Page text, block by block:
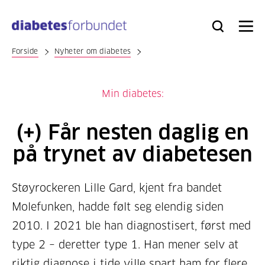
hovedinnhold
Bli
Logg
Søk Meny
Forside Nyheter om diabetes
Min diabetes:
(+) Får nesten daglig en
på trynet av diabetesen
Støyrockeren Lille Gard, kjent fra bandet
Molefunken, hadde følt seg elendig siden
2010. I 2021 ble han diagnostisert, først med
type 2 – deretter type 1. Han mener selv at